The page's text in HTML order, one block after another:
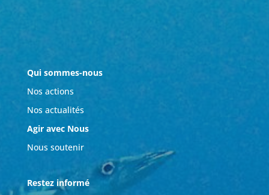
Qui sommes-nous
Nos actions
Nos actualités
Agir avec Nous
Nous soutenir
Restez informé